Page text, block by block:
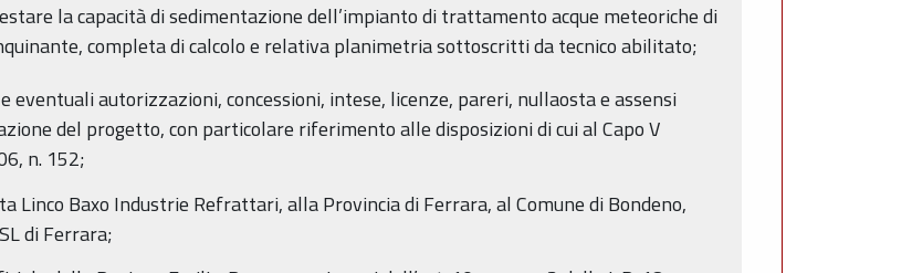
la capacità di sedimentazione dell’impianto di trattamento acque meteoriche di
completa di calcolo e relativa planimetria sottoscritti da tecnico abilitato;
eventuali autorizzazioni, concessioni, intese, licenze, pareri, nullaosta e assensi
del progetto, con particolare riferimento alle disposizioni di cui al Capo V
n. 152;
Baxo Industrie Refrattari, alla Provincia di Ferrara, al Comune di Bondeno,
di Ferrara;